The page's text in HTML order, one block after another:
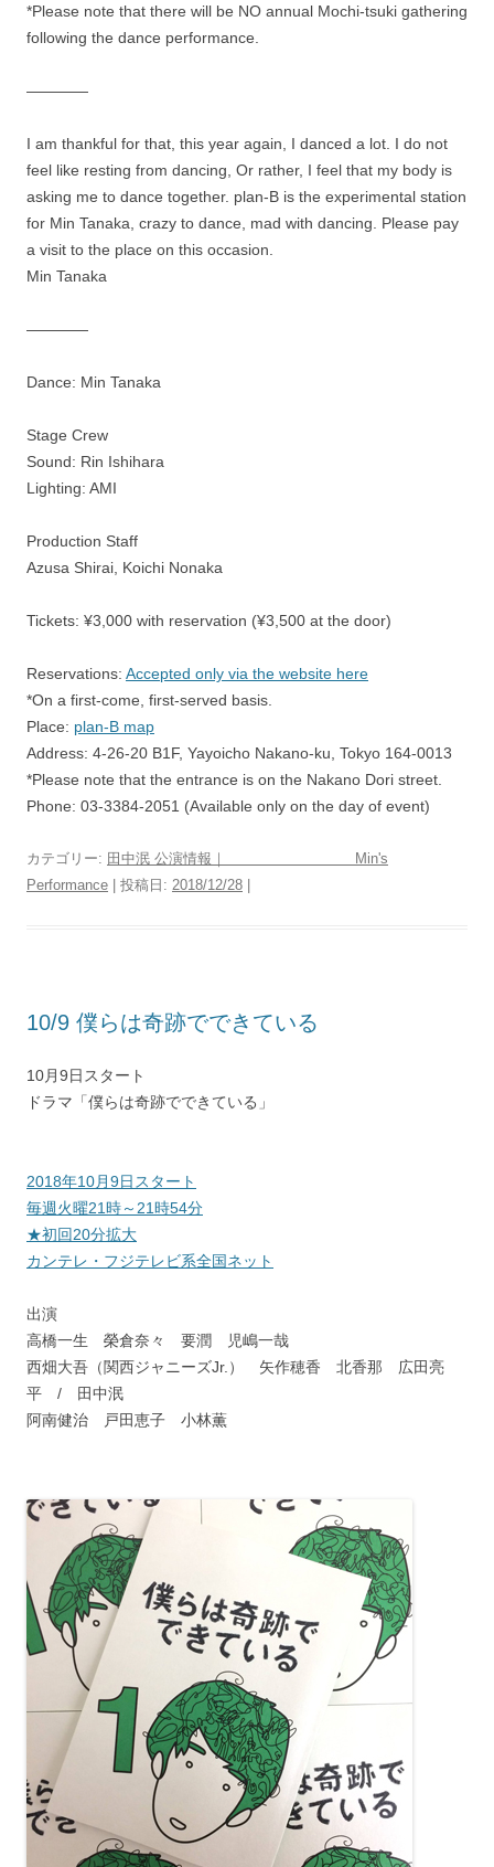
*Please note that there will be NO annual Mochi-tsuki gathering
following the dance performance.
————
I am thankful for that, this year again, I danced a lot. I do not
feel like resting from dancing, Or rather, I feel that my body is
asking me to dance together. plan-B is the experimental station
for Min Tanaka, crazy to dance, mad with dancing. Please pay
a visit to the place on this occasion.
Min Tanaka
————
Dance: Min Tanaka
Stage Crew
Sound: Rin Ishihara
Lighting: AMI
Production Staff
Azusa Shirai, Koichi Nonaka
Tickets: ¥3,000 with reservation (¥3,500 at the door)
Reservations: Accepted only via the website here
*On a first-come, first-served basis.
Place: plan-B map
Address: 4-26-20 B1F, Yayoicho Nakano-ku, Tokyo 164-0013
*Please note that the entrance is on the Nakano Dori street.
Phone: 03-3384-2051 (Available only on the day of event)
カテゴリー: 田中泯 公演情報｜ Min's
Performance | 投稿日: 2018/12/28 |
10/9 僕らは奇跡でできている
10月9日スタート
ドラマ「僕らは奇跡でできている」
2018年10月9日スタート
毎週火曜21時～21時54分
★初回20分拡大
カンテレ・フジテレビ系全国ネット
出演
高橋一生 榮倉奈々 要潤 児嶋一哉
西畑大吾（関西ジャニーズJr.） 矢作穂香 北香那 広田亮
平 / 田中泯
阿南健治 戸田恵子 小林薫